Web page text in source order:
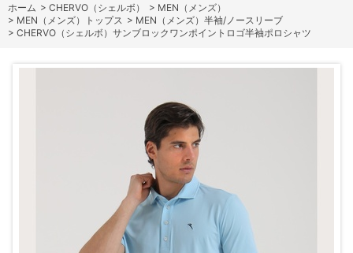
ホーム > CHERVO（シェルボ） > MEN（メンズ）
> MEN（メンズ）トップス > MEN（メンズ）半袖/ノースリーブ
> CHERVO（シェルボ）サンブロックワンポイントロゴ半袖ポロシャツ